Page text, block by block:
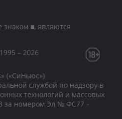
■, являются
– 2026
(«СиНьюс»)
службой по надзору в
технологий и массовых
за номером Эл № ФС77 –